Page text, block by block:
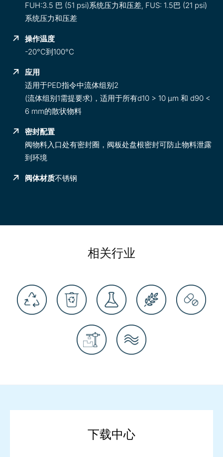
FUH:3.5 巴 (51 psi)系统压力和压差, FUS: 1.5巴 (21 psi)
系统压力和压差
操作温度
-20°C到100°C
应用
适用于PED指令中流体组别 2
(流体组别1需提要求)，适用于所有d10 > 10 µm 和 d90 <
6 mm的散状物料
密封配置
阀物料入口处有密封圈，阀板处盘根密封可防止物料泄露
到环境
阀体材质不锈钢
相关行业
下载中心